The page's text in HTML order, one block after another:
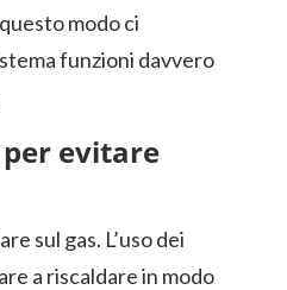
modo ci
funzioni davvero
evitare
sul gas. L’uso dei
a riscaldare in modo